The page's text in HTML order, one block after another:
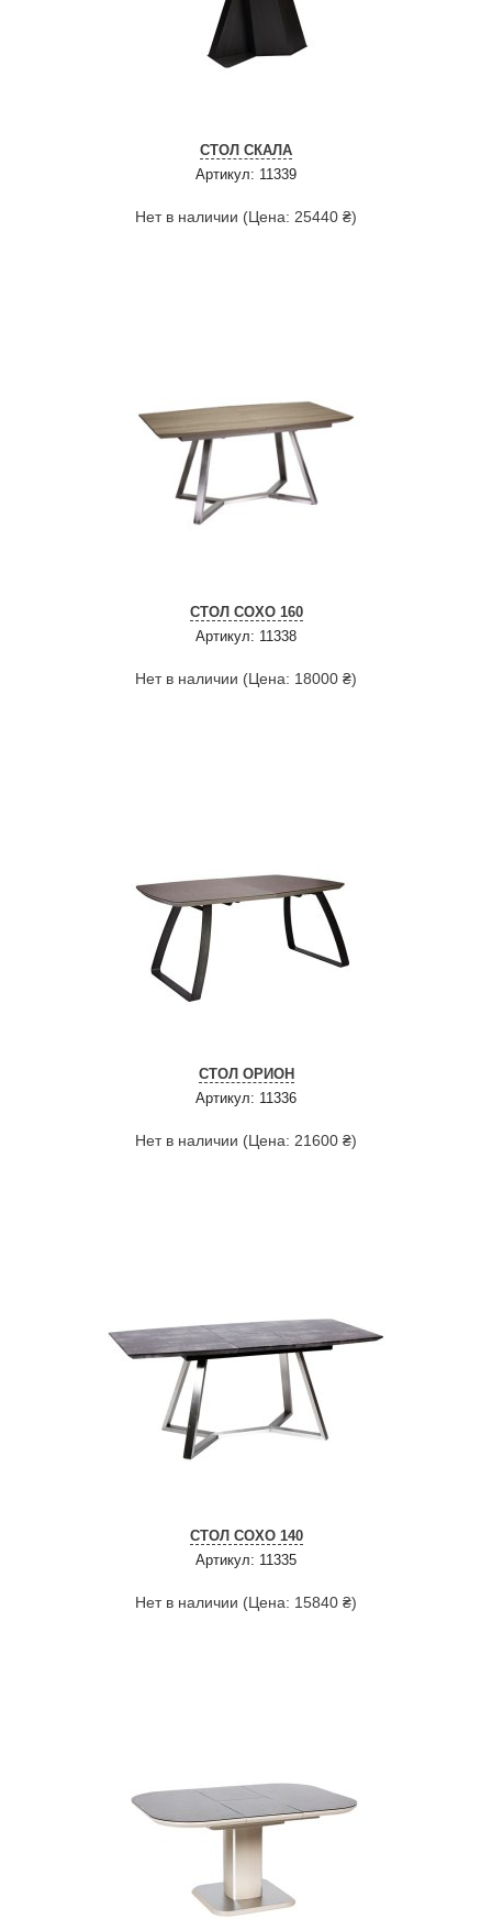
СТОЛ СКАЛА
Артикул: 11339
Нет в наличии (Цена: 25440 ₴)
СТОЛ СОХО 160
Артикул: 11338
Нет в наличии (Цена: 18000 ₴)
СТОЛ ОРИОН
Артикул: 11336
Нет в наличии (Цена: 21600 ₴)
СТОЛ СОХО 140
Артикул: 11335
Нет в наличии (Цена: 15840 ₴)